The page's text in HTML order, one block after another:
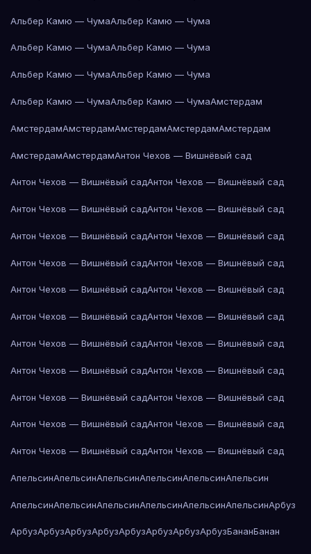
Альбер Камю — ЧумаАльбер Камю — Чума
Альбер Камю — ЧумаАльбер Камю — Чума
Альбер Камю — ЧумаАльбер Камю — Чума
Альбер Камю — ЧумаАльбер Камю — ЧумаАмстердам
АмстердамАмстердамАмстердамАмстердамАмстердам
АмстердамАмстердамАнтон Чехов — Вишнёвый сад
Антон Чехов — Вишнёвый садАнтон Чехов — Вишнёвый сад
Антон Чехов — Вишнёвый садАнтон Чехов — Вишнёвый сад
Антон Чехов — Вишнёвый садАнтон Чехов — Вишнёвый сад
Антон Чехов — Вишнёвый садАнтон Чехов — Вишнёвый сад
Антон Чехов — Вишнёвый садАнтон Чехов — Вишнёвый сад
Антон Чехов — Вишнёвый садАнтон Чехов — Вишнёвый сад
Антон Чехов — Вишнёвый садАнтон Чехов — Вишнёвый сад
Антон Чехов — Вишнёвый садАнтон Чехов — Вишнёвый сад
Антон Чехов — Вишнёвый садАнтон Чехов — Вишнёвый сад
Антон Чехов — Вишнёвый садАнтон Чехов — Вишнёвый сад
Антон Чехов — Вишнёвый садАнтон Чехов — Вишнёвый сад
АпельсинАпельсинАпельсинАпельсинАпельсинАпельсин
АпельсинАпельсинАпельсинАпельсинАпельсинАпельсинАрбуз
АрбузАрбузАрбузАрбузАрбузАрбузАрбузАрбузБананБанан